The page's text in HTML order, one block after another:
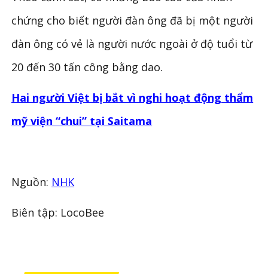
chứng cho biết người đàn ông đã bị một người
đàn ông có vẻ là người nước ngoài ở độ tuổi từ
20 đến 30 tấn công bằng dao.
Hai người Việt bị bắt vì nghi hoạt động thẩm
mỹ viện “chui” tại Saitama
Nguồn: NHK
Biên tập: LocoBee